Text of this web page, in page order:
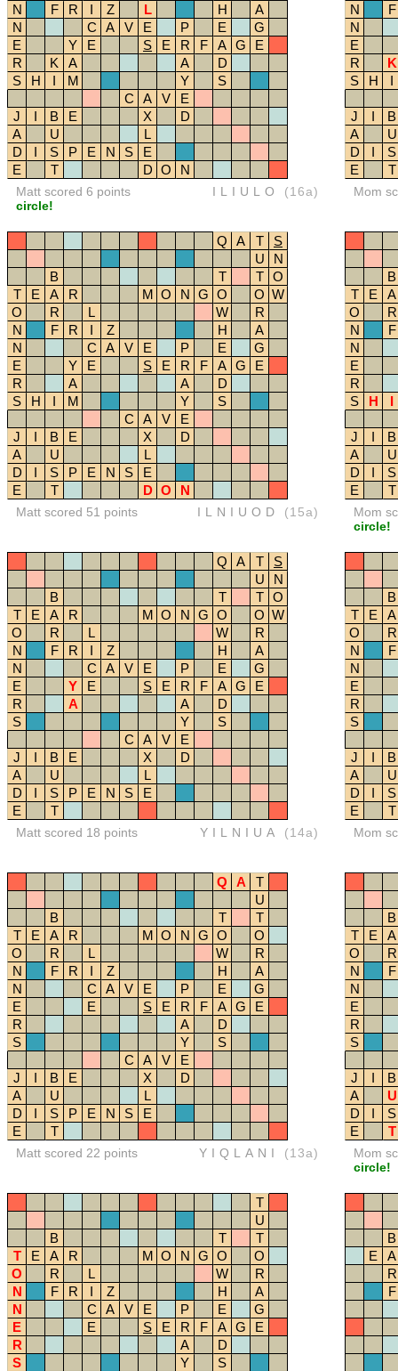
N
F R I Z L H
A
N
C A V E P E
G
E
Y E S E R F A G
E
R
K A A
D
S
H I M Y
S
C
A V
E
J
I B E X
D
A
U
L
D
I S P E N S
E
E
T D O N
Matt scored 6 points
circle!
ILIULO (16a)
N
F
N
E
R
K
S
H I
J I
B
A
U
D
I
S
E
T
Mom
Q A T
S
U
N
B
T T
O
T
E A R M O N G O O W
O
R L W
R
N
F R I Z H
A
N
C A V E P E
G
E
Y E S E R F A G
E
R
A A
D
S
H I M Y
S
C
A V
E
J
I B E X
D
A
U
L
D
I S P E N S
E
E
T D O N
Matt scored 51 points ILNIUOD (15a)
B
T
E
A
O
R
N
F
N
E
R
S
H I
J I
B
A
U
D
I
S
E
T
Mom
circle!
Q A T
S
U
N
B
T T
O
T
E A R M O N G O O W
O
R L W
R
N
F R I Z H
A
N
C A V E P E
G
E
Y E S E R F A G
E
R
A A
D
S
Y
S
C
A V
E
J
I B E X
D
A
U
L
D
I S P E N S
E
E
T
Matt scored 18 points YILNIUA (14a)
B
T
E
A
O
R
N
F
N
E
R
S
J I
B
A
U
D
I
S
E
T
Mom
Q A
T
U
B
T
T
T
E A R M O N G O
O
O
R L W
R
N
F R I Z H
A
N
C A V E P E
G
E
E S E R F A G
E
R
A
D
S
Y
S
C
A V
E
J
I B E X
D
A
U
L
D
I S P E N S
E
E
T
Matt scored 22 points YIQLANI (13a)
B
T
E
A
O
R
N
F
N
E
R
S
J I
B
A
U
D
I
S
E
T
Mom
circle!
T
U
B
T
T
T
E A R M O N G O
O
O
R L W
R
N
F R I Z H
A
N
C A V E P E
G
E
E S E R F A G
E
R
A
D
S
Y
S
B
E
A
R
F